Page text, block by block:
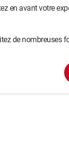
en avant votre
de nombreuses